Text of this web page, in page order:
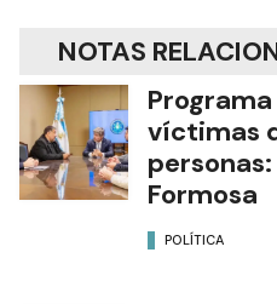
NOTAS
víctimas
Formosa
POLÍTICA